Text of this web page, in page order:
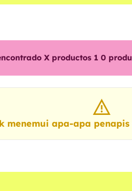
X productos 1 0
menemui apa-apa